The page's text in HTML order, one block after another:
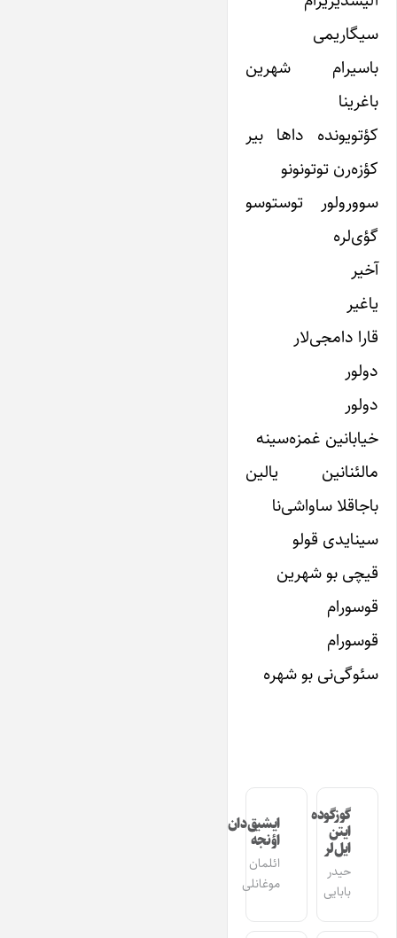
سیگاریمی
باسیرام شهرین
باغرینا
کؤتویونده داها بیر
کؤزه‌رن توتونونو
سوورولور توستوسو
گؤی‌لره
آخیر
یاغیر
قارا دامجی‌لار
دولور
دولور
خیابانین غمزه‌سینه
مالئنانین یالین
باجاقلا ساواشی‌نا
سینایدی قولو
قیچی بو شهرین
قوسورام
قوسورام
سئوگی‌نی بو شهره
گوزگوده
ایتن
ایل‌لر
حیدر
بابایی
ایشیق‌دان
اؤنجه
ائلمان
موغانلی